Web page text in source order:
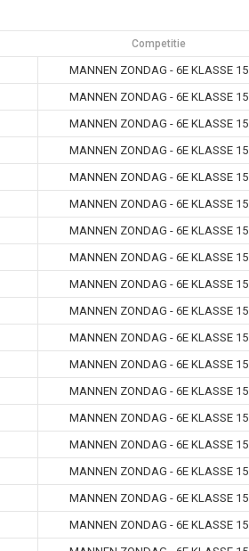
Competitie
MANNEN ZONDAG - 6E KLASSE 15
MANNEN ZONDAG - 6E KLASSE 15
MANNEN ZONDAG - 6E KLASSE 15
MANNEN ZONDAG - 6E KLASSE 15
MANNEN ZONDAG - 6E KLASSE 15
MANNEN ZONDAG - 6E KLASSE 15
MANNEN ZONDAG - 6E KLASSE 15
MANNEN ZONDAG - 6E KLASSE 15
MANNEN ZONDAG - 6E KLASSE 15
MANNEN ZONDAG - 6E KLASSE 15
MANNEN ZONDAG - 6E KLASSE 15
MANNEN ZONDAG - 6E KLASSE 15
MANNEN ZONDAG - 6E KLASSE 15
MANNEN ZONDAG - 6E KLASSE 15
MANNEN ZONDAG - 6E KLASSE 15
MANNEN ZONDAG - 6E KLASSE 15
MANNEN ZONDAG - 6E KLASSE 15
MANNEN ZONDAG - 6E KLASSE 15